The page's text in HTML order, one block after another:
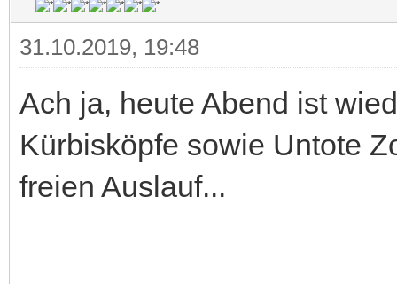
31.10.2019, 19:48
Ach ja, heute Abend ist
Kürbisköpfe sowie Untote
freien Auslauf...